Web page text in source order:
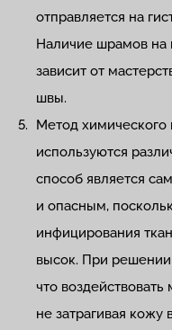
отправляется на
Наличие шрамов на
зависит от
швы.
Метод химического
используются
способ является
и опасным,
инфицирования
высок. При
что
не затрагивая кожу